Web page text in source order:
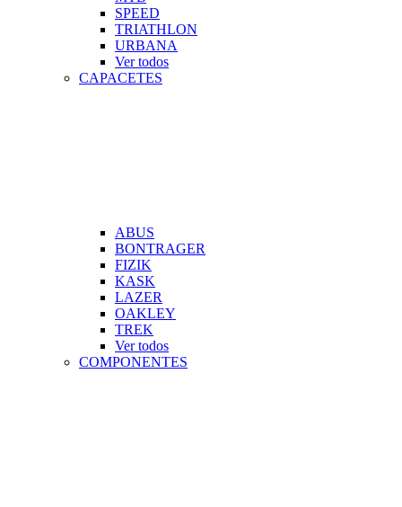
SPEED
TRIATHLON
URBANA
Ver todos
CAPACETES
ABUS
BONTRAGER
FIZIK
KASK
LAZER
OAKLEY
TREK
Ver todos
COMPONENTES